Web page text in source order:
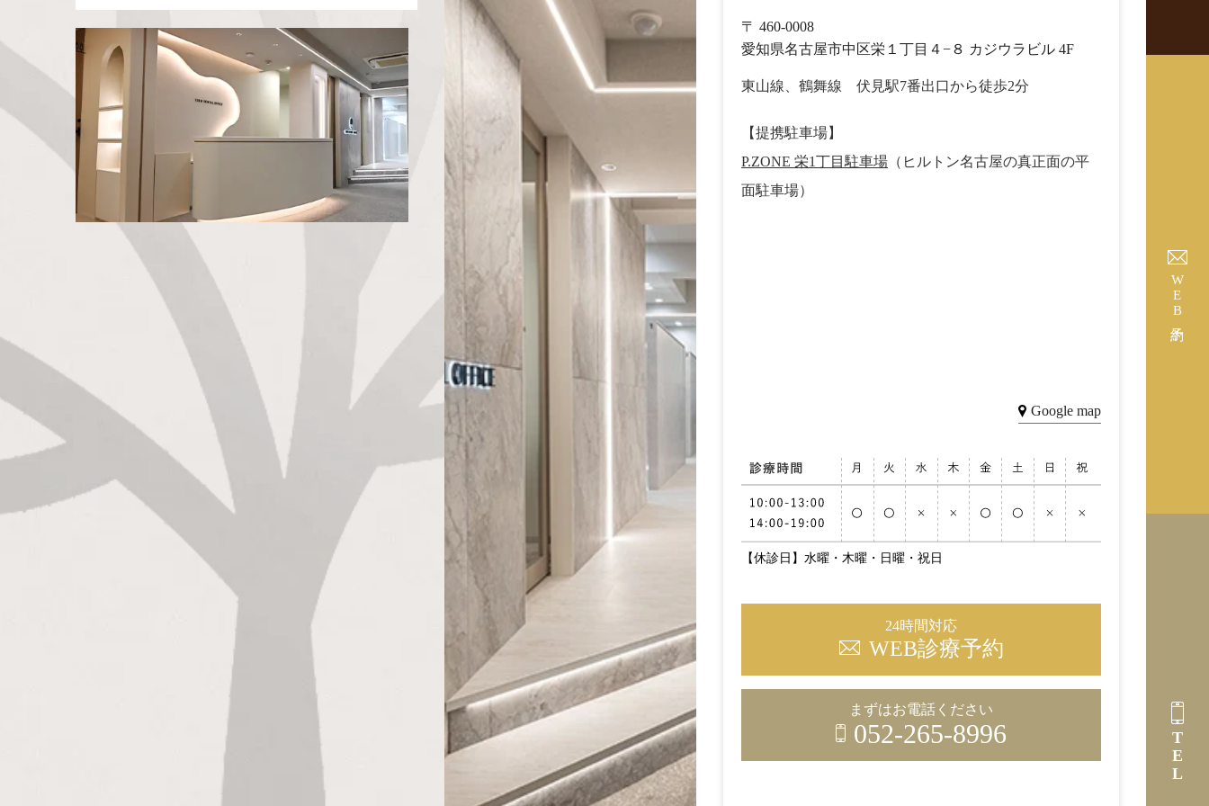
WEB予約
TEL
〒 460-0008
愛知県名古屋市中区栄１丁目４−８ カジウラビル 4F
東山線、鶴舞線 伏見駅7番出口から徒歩2分
【提携駐車場】
P.ZONE 栄1丁目駐車場 （ヒルトン名古屋の真正面の平
面駐車場）
Google map
【休診日】水曜・木曜・日曜・祝日
24時間対応
WEB診療予約
まずはお電話ください
052-265-8996